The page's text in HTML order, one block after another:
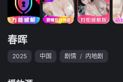
春晖
2025 中国 剧情 / 内地剧